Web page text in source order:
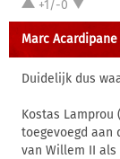
+1/-0
Marc Acardipane
Duidelijk dus
Kostas Lamprou
toegevoegd aan
van Willem II